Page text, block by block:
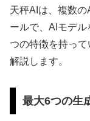
天秤AIは、複数
ールで、AIモデ
つの特徴を持っ
解説します。
最大6つの生